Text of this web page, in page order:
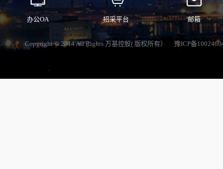
办公OA 招采平台 邮箱
Copyright © 2014 All Rights 万基控股( 版权所有） 豫ICP备